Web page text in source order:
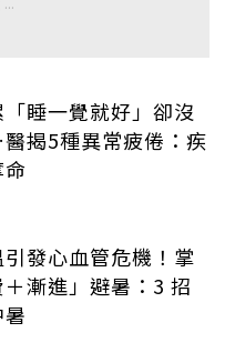
睡一覺就好」卻沒
揭5種異常疲倦：疾
發心血管危機！掌
漸進」避暑：3 招